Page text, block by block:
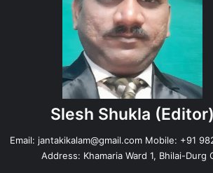
Slesh Shukla (Editor)
Email: jantakikalam@gmail.comMobile: +91
Address: Khamaria Ward 1, Bhilai-Durg